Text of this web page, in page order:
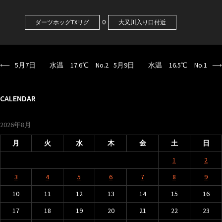
ダーツホッグTXリグ 0 大又川入り口付近
投
ナ
ゲ
ー
ョ
ン
⟵ 5月7日 水温 17.6℃ No.2 5月9日 水温 16.5℃ No.1 ⟶
CALENDAR
2026年8月
月 火 水 木 金 土 日
1
2
3
4 5 6 7 8
9
10
11 12 13 14 15
16
17
18 19 20 21 22
23